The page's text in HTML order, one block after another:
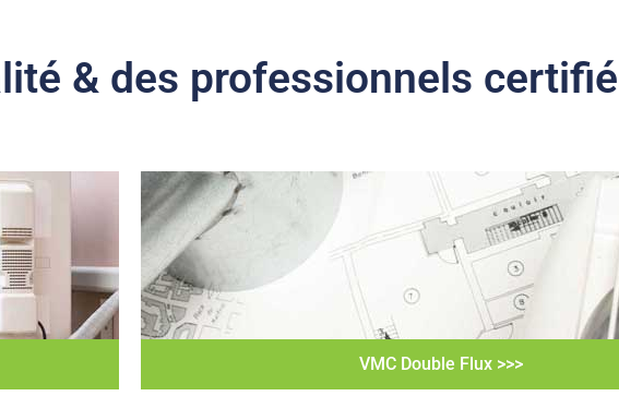
& des professionnels
VMC Double Flux >>>